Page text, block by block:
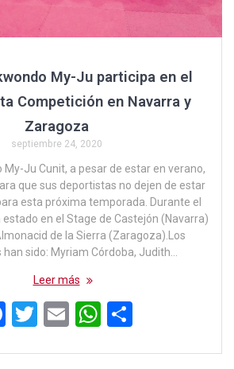
My-Ju participa en el
Competición en Navarra y
Zaragoza
septiembre 24, 2020
My-Ju Cunit, a pesar de estar en verano,
que sus deportistas no dejen de estar
esta próxima temporada. Durante el
en el Stage de Castejón (Navarra)
de la Sierra (Zaragoza).Los
sido: Myriam Córdoba, Judith…
Leer más
F
T E W